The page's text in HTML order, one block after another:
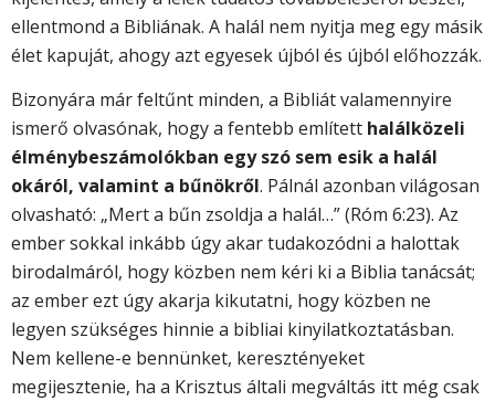
ellentmond a Bibliának. A halál nem nyitja meg egy másik
élet kapuját, ahogy azt egyesek újból és újból előhozzák.
Bizonyára már feltűnt minden, a Bibliát valamennyire
ismerő olvasónak, hogy a fentebb említett halálközeli
élménybeszámolókban egy szó sem esik a halál
okáról, valamint a bűnökről. Pálnál azonban világosan
olvasható: „Mert a bűn zsoldja a halál…” (Róm 6:23). Az
ember sokkal inkább úgy akar tudakozódni a halottak
birodalmáról, hogy közben nem kéri ki a Biblia tanácsát;
az ember ezt úgy akarja kikutatni, hogy közben ne
legyen szükséges hinnie a bibliai kinyilatkoztatásban.
Nem kellene-e bennünket, keresztényeket
megijesztenie, ha a Krisztus általi megváltás itt még csak